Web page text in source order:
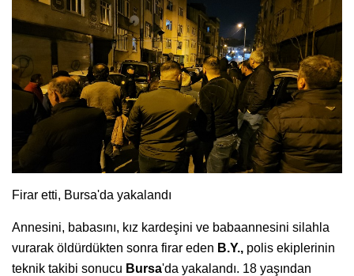
Firar etti, Bursa'da yakalandı
Annesini, babasını, kız kardeşini ve babaannesini silahla
vurarak öldürdükten sonra firar eden B.Y., polis ekiplerinin
teknik takibi sonucu Bursa'da yakalandı. 18 yaşından